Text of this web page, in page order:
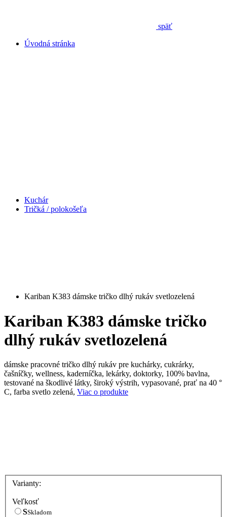
späť
Úvodná stránka
Kuchár
Tričká / polokošeľa
Kariban K383 dámske tričko dlhý rukáv svetlozelená
Kariban K383 dámske tričko
dlhý rukáv svetlozelená
dámske pracovné tričko dlhý rukáv pre kuchárky, cukrárky,
čašníčky, wellness, kaderníčka, lekárky, doktorky, 100% bavlna,
testované na škodlivé látky, široký výstrih, vypasované, prať na 40 °
C, farba svetlo zelená, Viac o produkte
Varianty:
Veľkosť
SSkladom